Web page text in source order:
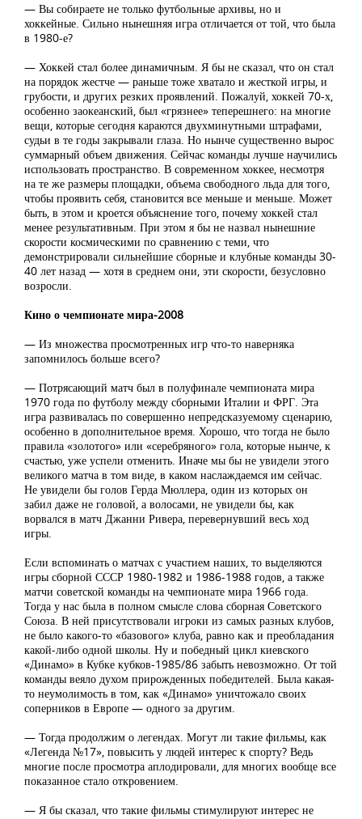
— Вы собираете не только футбольные архивы, но и
хоккейные. Сильно нынешняя игра отличается от той, что была
в 1980-е?
— Хоккей стал более динамичным. Я бы не сказал, что он стал
на порядок жестче — раньше тоже хватало и жесткой игры, и
грубости, и других резких проявлений. Пожалуй, хоккей 70-х,
особенно заокеанский, был «грязнее» теперешнего: на многие
вещи, которые сегодня караются двухминутными штрафами,
судьи в те годы закрывали глаза. Но нынче существенно вырос
суммарный объем движения. Сейчас команды лучше научились
использовать пространство. В современном хоккее, несмотря
на те же размеры площадки, объема свободного льда для того,
чтобы проявить себя, становится все меньше и меньше. Может
быть, в этом и кроется объяснение того, почему хоккей стал
менее результативным. При этом я бы не назвал нынешние
скорости космическими по сравнению с теми, что
демонстрировали сильнейшие сборные и клубные команды 30-
40 лет назад — хотя в среднем они, эти скорости, безусловно
возросли.
Кино о чемпионате мира-2008
— Из множества просмотренных игр что-то наверняка
запомнилось больше всего?
— Потрясающий матч был в полуфинале чемпионата мира
1970 года по футболу между сборными Италии и ФРГ. Эта
игра развивалась по совершенно непредсказуемому сценарию,
особенно в дополнительное время. Хорошо, что тогда не было
правила «золотого» или «серебряного» гола, которые нынче, к
счастью, уже успели отменить. Иначе мы бы не увидели этого
великого матча в том виде, в каком наслаждаемся им сейчас.
Не увидели бы голов Герда Мюллера, один из которых он
забил даже не головой, а волосами, не увидели бы, как
ворвался в матч Джанни Ривера, перевернувший весь ход
игры.
Если вспоминать о матчах с участием наших, то выделяются
игры сборной СССР 1980-1982 и 1986-1988 годов, а также
матчи советской команды на чемпионате мира 1966 года.
Тогда у нас была в полном смысле слова сборная Советского
Союза. В ней присутствовали игроки из самых разных клубов,
не было какого-то «базового» клуба, равно как и преобладания
какой-либо одной школы. Ну и победный цикл киевского
«Динамо» в Кубке кубков-1985/86 забыть невозможно. От той
команды веяло духом прирожденных победителей. Была какая-
то неумолимость в том, как «Динамо» уничтожало своих
соперников в Европе — одного за другим.
— Тогда продолжим о легендах. Могут ли такие фильмы, как
«Легенда №17», повысить у людей интерес к спорту? Ведь
многие после просмотра аплодировали, для многих вообще все
показанное стало откровением.
— Я бы сказал, что такие фильмы стимулируют интерес не